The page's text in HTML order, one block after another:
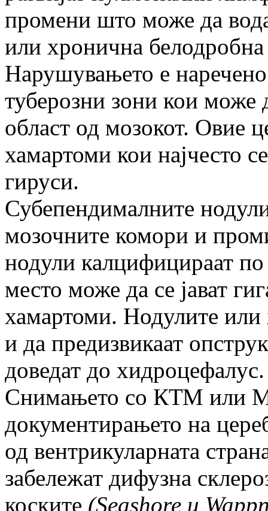
промени што може да
или хронична белодробна
Нарушувањето е
туберозни зони кои може
област од мозокот. Овие
хамартоми кои најчесто
гируси.
Субепендималните
мозочните комори и
нодули калцифицираат
место може да се јават
хамартоми. Нодулите
и да предизвикаат
доведат до хидроцефалус.
Снимањето со КТМ или
документирањето на
од вентрикуларната
забележат дифузна
коските (Seashore и